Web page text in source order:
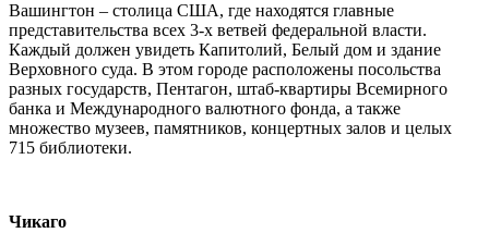
Вашингтон – столица США, где находятся главные
представительства всех 3-х ветвей федеральной власти.
Каждый должен увидеть Капитолий, Белый дом и здание
Верховного суда. В этом городе расположены посольства
разных государств, Пентагон, штаб-квартиры Всемирного
банка и Международного валютного фонда, а также
множество музеев, памятников, концертных залов и целых
715 библиотеки.
Чикаго